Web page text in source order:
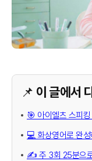
📌 이 글에서
🎯 아이엘츠 스피
💻 화상영어로 완
✍️ 주 3회 25분으로